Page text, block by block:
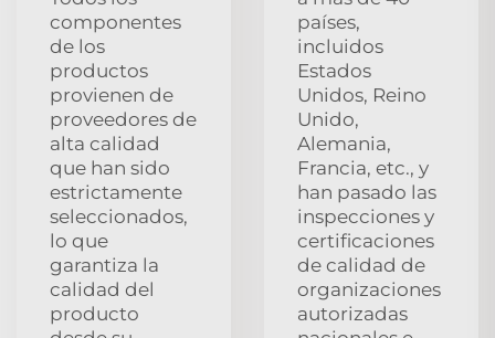
componentes
de los
productos
provienen de
proveedores de
alta calidad
que han sido
estrictamente
seleccionados,
lo que
garantiza la
calidad del
producto
países,
incluidos
Estados
Unidos, Reino
Unido,
Alemania,
Francia, etc., y
han pasado las
inspecciones y
certificaciones
de calidad de
organizaciones
autorizadas